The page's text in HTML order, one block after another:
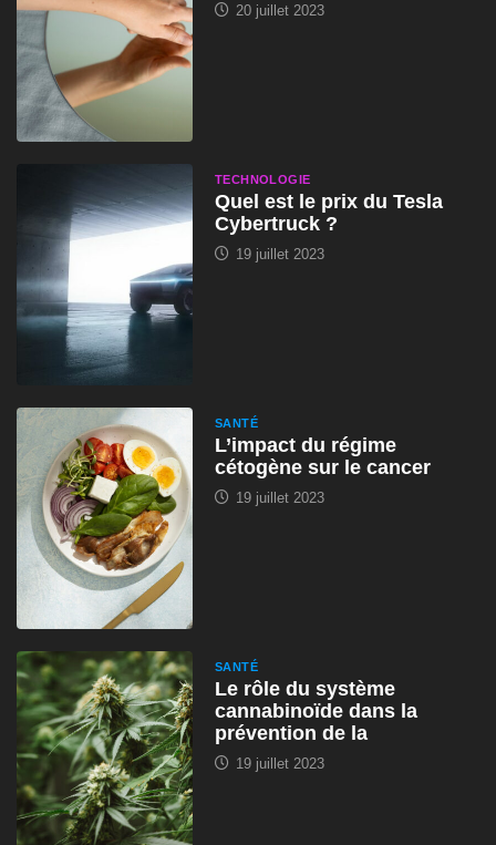
20 juillet 2023
TECHNOLOGIE
Quel est le prix du Tesla
Cybertruck ?
19 juillet 2023
SANTÉ
L’impact du régime
cétogène sur le cancer
19 juillet 2023
SANTÉ
Le rôle du système
cannabinoïde dans la
prévention de la
19 juillet 2023